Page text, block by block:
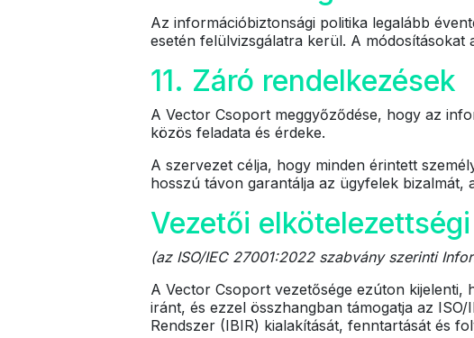
Az információbiztonsági politika legalább
esetén felülvizsgálatra kerül. A módosításokat
11. Záró rendelkezések
A Vector Csoport meggyőződése, hogy az
közös feladata és érdeke.
A szervezet célja, hogy minden érintett
hosszú távon garantálja az ügyfelek bizalmát,
Vezetői
(az ISO/IEC 27001:2022 szabvány szerinti
A Vector Csoport vezetősége ezúton
iránt, és ezzel összhangban támogatja az
Rendszer (IBIR) kialakítását, fenntartását és